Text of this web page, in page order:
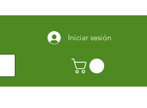
Iniciar sesión